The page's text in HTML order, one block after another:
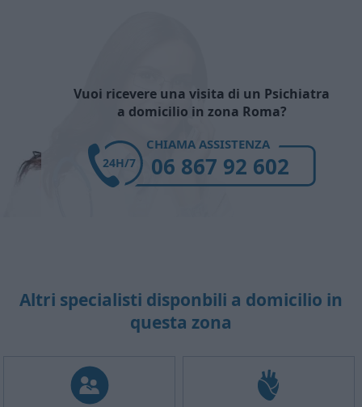
Vuoi ricevere una visita di un Psichiatra
a domicilio in zona Roma?
CHIAMA ASSISTENZA
06 867 92 602
24H/7
Altri specialisti disponbili a domicilio in
questa zona